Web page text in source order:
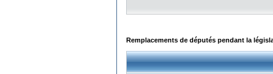
Remplacements de députés pendant la